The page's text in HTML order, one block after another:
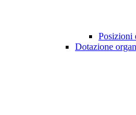
Posizioni
Dotazione